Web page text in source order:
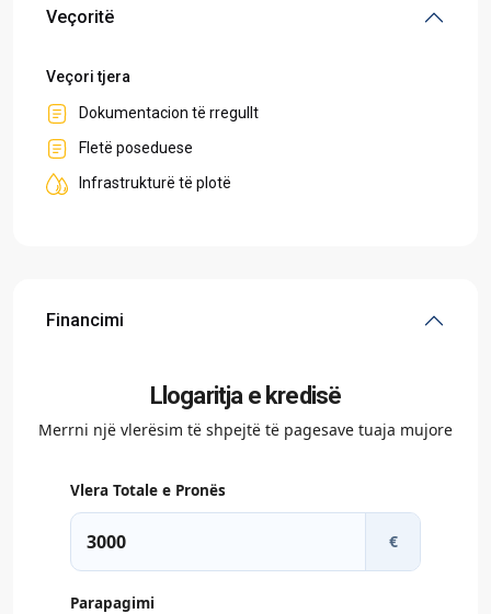
Veçoritë
Veçori tjera
Dokumentacion të rregullt
Fletë poseduese
Infrastrukturë të plotë
Financimi
Llogaritja e kredisë
Merrni një vlerësim të shpejtë të pagesave tuaja mujore
Vlera Totale e Pronës
€
Parapagimi